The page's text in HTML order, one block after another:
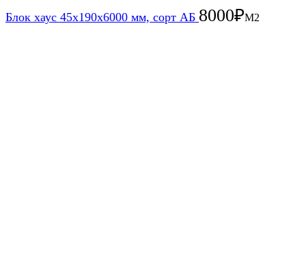
Блок хаус 45х190х6000 мм, сорт АБ 8000₽М2